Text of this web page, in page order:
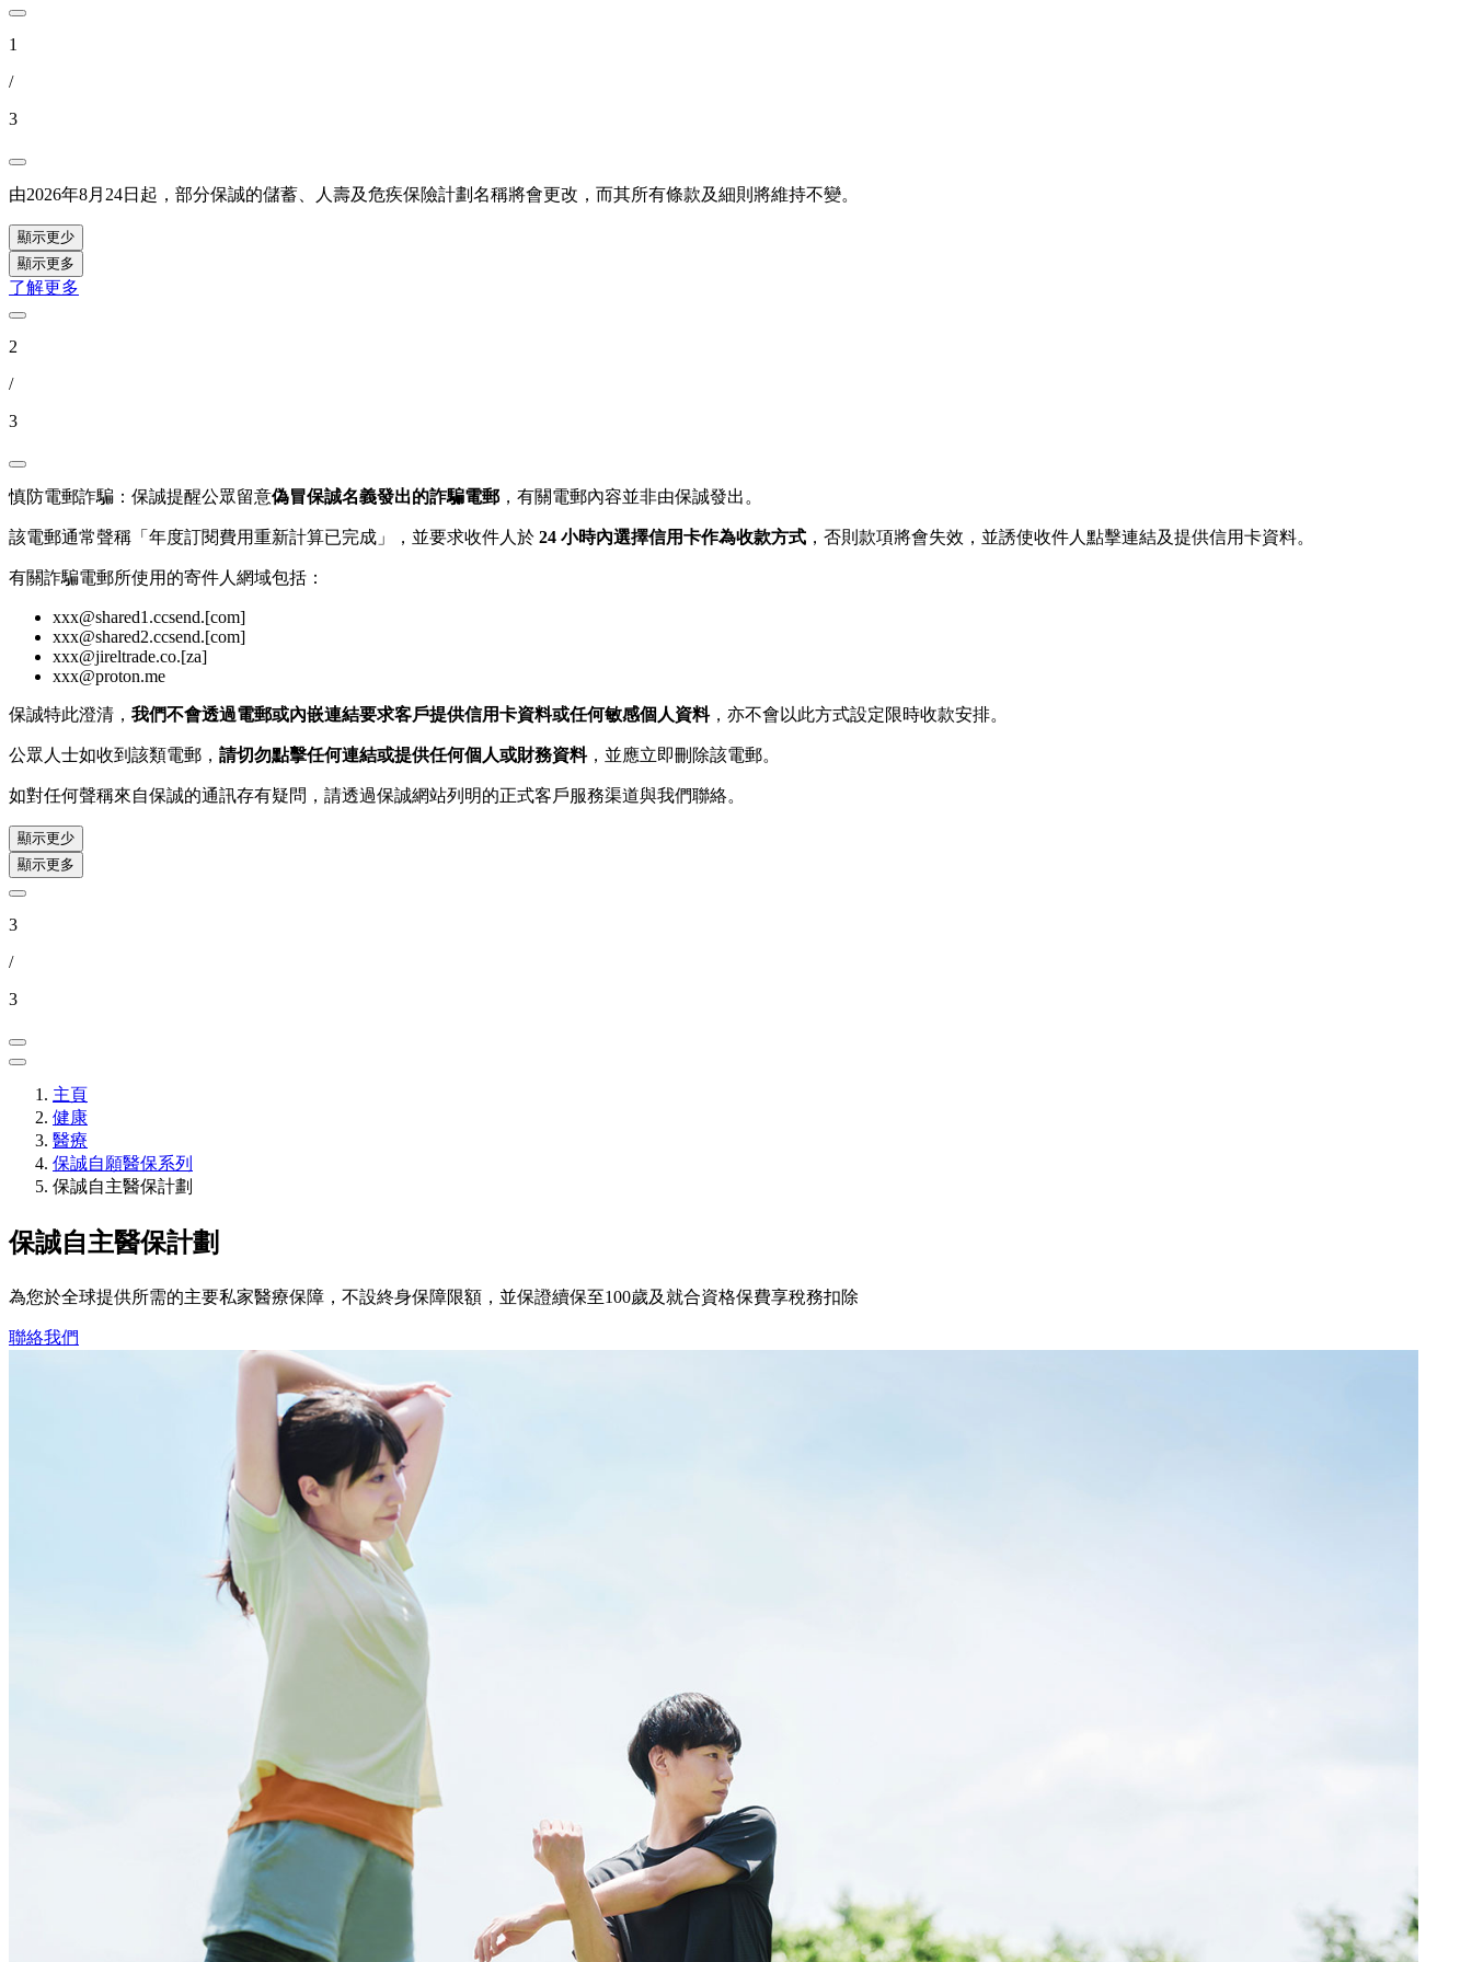
1
/
3
由2026年8月24日起，部分保誠的儲蓄、人壽及危疾保險計劃名稱將會更改，而其所有條款及細則將維持不變。
顯示更少
顯示更多
了解更多
2
/
3
慎防電郵詐騙：保誠提醒公眾留意偽冒保誠名義發出的詐騙電郵 ，有關電郵內容並非由保誠發出。
該電郵通常聲稱「年度訂閱費用重新計算已完成」，並要求收件人於 24 小時內選擇信用卡作為收款方式 ，否則款項將會失效，並誘使收件人點擊連結及提供信用卡資料。
有關詐騙電郵所使用的寄件人網域包括：
xxx@shared1.ccsend.[com]
xxx@shared2.ccsend.[com]
xxx@jireltrade.co.[za]
xxx@proton.me
保誠特此澄清， 我們不會透過電郵或內嵌連結要求客戶提供信用卡資料或任何敏感個人資料，亦不會以此方式設定限時收款安排。
公眾人士如收到該類電郵， 請切勿點擊任何連結或提供任何個人或財務資料，並應立即刪除該電郵。
如對任何聲稱來自保誠的通訊存有疑問，請透過保誠網站列明的正式客戶服務渠道與我們聯絡。
顯示更少
顯示更多
3
/
3
主頁
健康
醫療
保誠自願醫保系列
保誠自主醫保計劃
保誠自主醫保計劃
為您於全球提供所需的主要私家醫療保障，不設終身保障限額，並保證續保至100歲及就合資格保費享稅務扣除
聯絡我們